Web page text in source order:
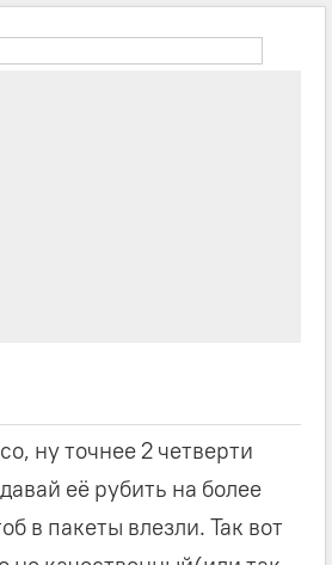
ну точнее 2 четверти
её рубить на более
в пакеты влезли. Так вот